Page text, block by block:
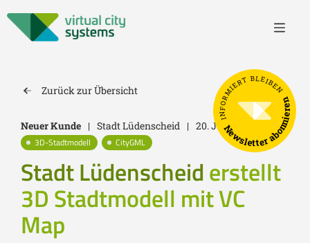
Zurück zur Übersicht
Neuer Kunde | Stadt Lüdenscheid | 20. Juli 2022
3D-Stadtmodell
CityGML
Stadt Lüdenscheiderstellt
3D Stadtmodell mit VC
Map
INFORMIERT BLEIBEN
Newsletter abonnieren